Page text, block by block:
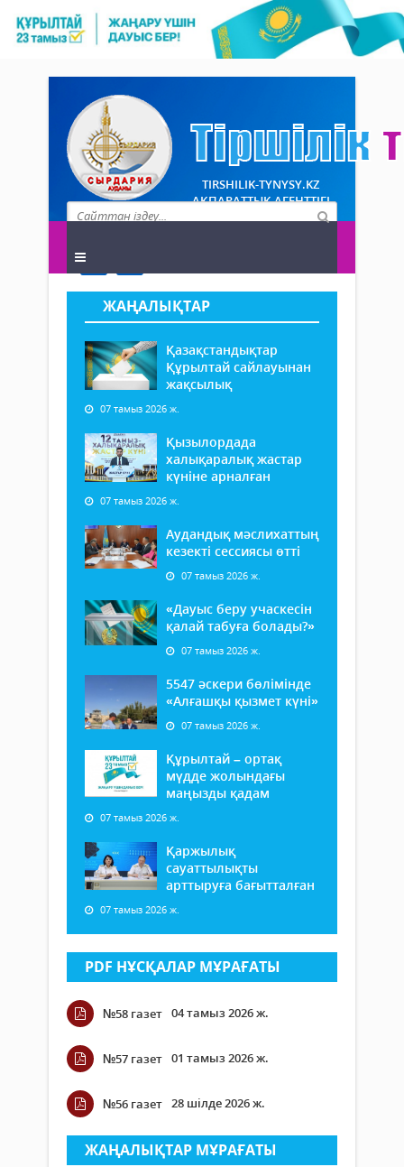
TIRSHILIK-TYNYSY.KZ
АҚПАРАТТЫҚ АГЕНТТІГІ
ЖАҢАЛЫҚТАР
Қазақстандықтар
Құрылтай сайлауынан
жақсылық
07 тамыз 2026 ж.
Қызылордада
халықаралық жастар
күніне арналған
07 тамыз 2026 ж.
Аудандық мәслихаттың
кезекті сессиясы өтті
07 тамыз 2026 ж.
«Дауыс беру учаскесін
қалай табуға болады?»
07 тамыз 2026 ж.
5547 әскери бөлімінде
«Алғашқы қызмет күні»
07 тамыз 2026 ж.
Құрылтай – ортақ
мүдде жолындағы
маңызды қадам
07 тамыз 2026 ж.
Қаржылық
сауаттылықты
арттыруға бағытталған
07 тамыз 2026 ж.
PDF НҰСҚАЛАР МҰРАҒАТЫ
№58 газет 04 тамыз 2026 ж.
№57 газет 01 тамыз 2026 ж.
№56 газет 28 шілде 2026 ж.
ЖАҢАЛЫҚТАР МҰРАҒАТЫ